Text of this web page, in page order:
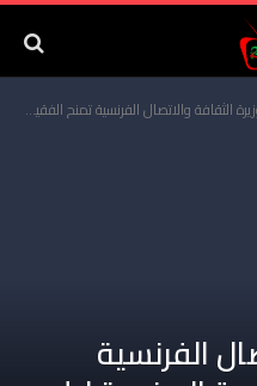
الثقافة والاتصال الفرنسية تمنح الفقيدة المصورة المغربية ليلى علوي وسام الفنون والآداب من درجة قائد.
الفرنسية